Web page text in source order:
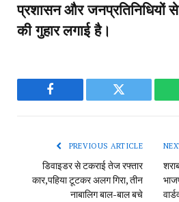
प्रशासन और जनप्रतिनिधियों
की गुहार लगाई है।
Facebook Twitter
PREVIOUS ARTICLE
डिवाइडर से टकराई तेज रफ्तार
कार,पहिया टूटकर अलग गिरा, तीन
नाबालिग बाल-बाल बचे